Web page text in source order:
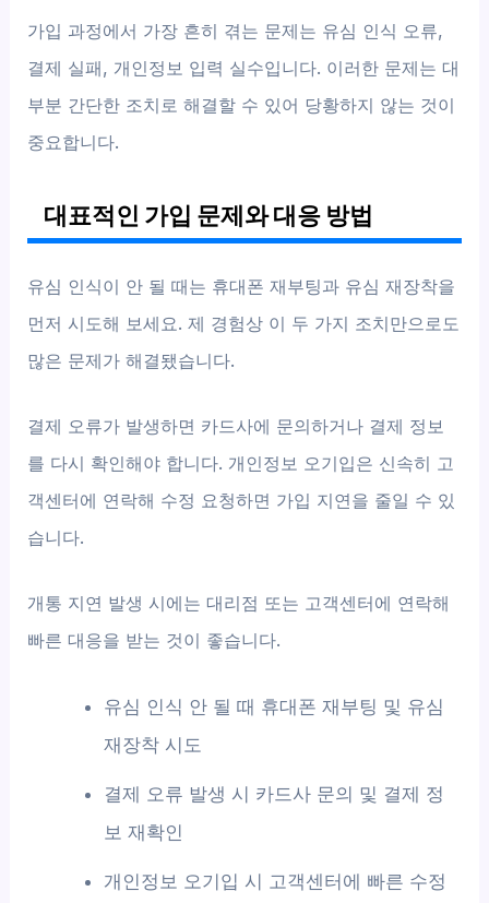
가입 과정에서 가장 흔히 겪는 문제는 유심 인식 오류,
결제 실패, 개인정보 입력 실수입니다. 이러한 문제는 대
부분 간단한 조치로 해결할 수 있어 당황하지 않는 것이
중요합니다.
대표적인 가입 문제와 대응 방법
유심 인식이 안 될 때는 휴대폰 재부팅과 유심 재장착을
먼저 시도해 보세요. 제 경험상 이 두 가지 조치만으로도
많은 문제가 해결됐습니다.
결제 오류가 발생하면 카드사에 문의하거나 결제 정보
를 다시 확인해야 합니다. 개인정보 오기입은 신속히 고
객센터에 연락해 수정 요청하면 가입 지연을 줄일 수 있
습니다.
개통 지연 발생 시에는 대리점 또는 고객센터에 연락해
빠른 대응을 받는 것이 좋습니다.
유심 인식 안 될 때 휴대폰 재부팅 및 유심
재장착 시도
결제 오류 발생 시 카드사 문의 및 결제 정
보 재확인
개인정보 오기입 시 고객센터에 빠른 수정